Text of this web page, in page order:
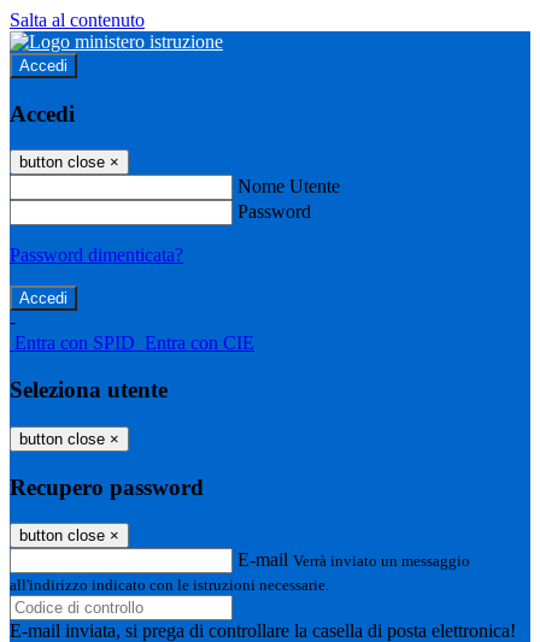
Salta al contenuto
Accedi
Accedi
button close ×
Nome Utente
Password
Password dimenticata?
-
Entra con SPID Entra con CIE
Seleziona utente
button close ×
Recupero password
button close ×
E-mail Verrà inviato un messaggio
all'indirizzo indicato con le istruzioni necessarie.
E-mail inviata, si prega di controllare la casella di posta elettronica!